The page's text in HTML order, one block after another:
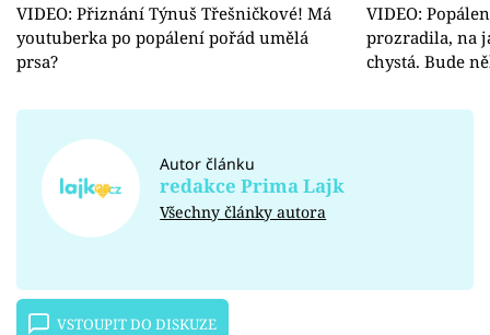
VIDEO: Přiznání Týnuš Třešničkové! Má
youtuberka po popálení pořád umělá
prsa?
VIDEO:
prozradila, na
chystá. Bude
Autor článku
redakce Prima Lajk
Všechny články autora
VSTOUPIT DO DISKUZE